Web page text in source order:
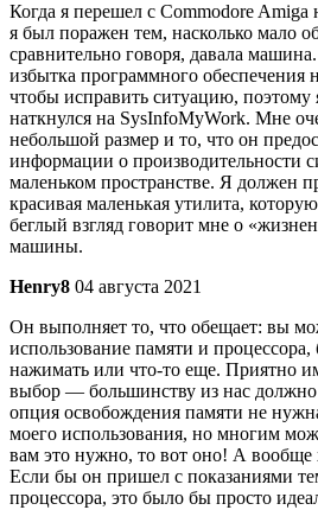
Когда я перешел с Commodore
я был поражен тем, насколько мало
сравнительно говоря, давала
избытка программного обеспечения
чтобы исправить ситуацию, поэтому
наткнулся на SysInfoMyWork. Мне
небольшой размер и то, что он
информации о производительности
маленьком пространстве. Я должен
красивая маленькая утилита,
беглый взгляд говорит мне о
машины.
Henry8 04 августа 2021
Он выполняет то, что обещает: вы
использование памяти и процессора,
нажимать или что-то еще. Приятно
выбор — большинству из нас
опция освобождения памяти не
моего использования, но многим
вам это нужно, то вот оно! А
Если бы он пришел с показаниями
процессора, это было бы просто